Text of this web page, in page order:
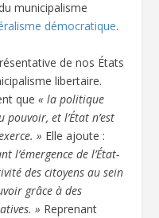
municipalisme
démocratique.
de nos États
libertaire.
que« la politique
pouvoir, et l’État n’est
» Elle ajoute :
l’émergence de l’État-
des citoyens au sein
grâce à des
» Reprenant